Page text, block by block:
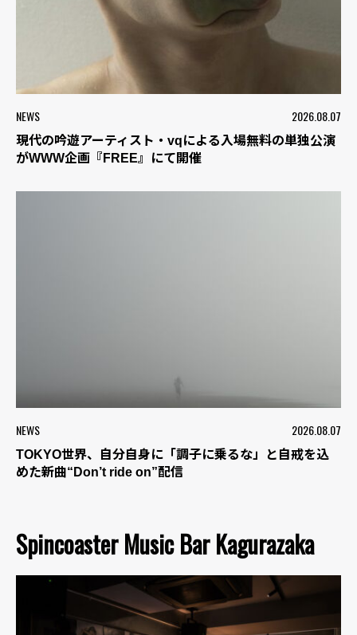
NEWS 2026.08.07
現代の吟遊アーティスト・vqによる入場無料の単独公演
がWWW企画『FREE』にて開催
NEWS 2026.08.07
TOKYO世界、自分自身に「調子に乗るな」と自戒を込
めた新曲“Don’t ride on”配信
Spincoaster Music Bar Kagurazaka